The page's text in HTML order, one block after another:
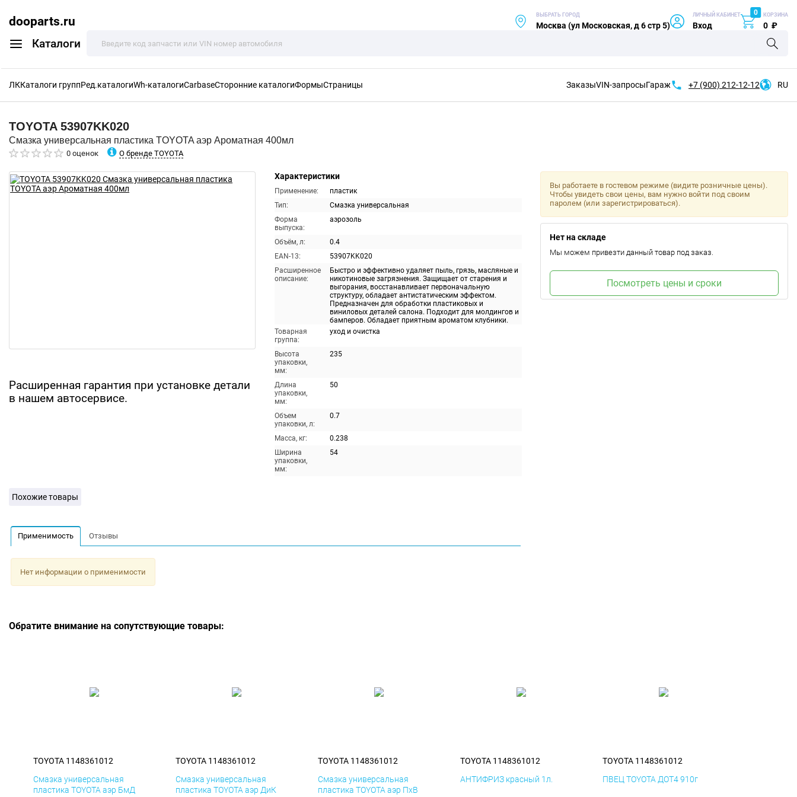
dooparts.ru
Каталоги
ВЫБРАТЬ ГОРОД
Москва (ул Московская, д 6 стр 5)
ЛИЧНЫЙ КАБИНЕТ
Вход
0 КОРЗИНА
0 ₽
ЛККаталоги группРед.каталогиWh-каталогиCarbaseСторонние каталогиФормыСтраницы ЗаказыVIN-запросыГараж +7 (900) 212-12-12 RU
TOYOTA 53907KK020
Смазка универсальная пластика TOYOTA аэр Ароматная 400мл
0 оценок О бренде TOYOTA
Расширенная гарантия при установке детали
в нашем автосервисе.
Характеристики
Применение:
пластик
Тип:
Смазка универсальная
Форма
выпуска:
аэрозоль
Объём, л:
0.4
EAN-13:
53907KK020
Расширенное
описание:
Быстро и эффективно удаляет пыль, грязь, масляные и
никотиновые загрязнения. Защищает от старения и
выгорания, восстанавливает первоначальную
структуру, обладает антистатическим эффектом.
Предназначен для обработки пластиковых и
виниловых деталей салона. Подходит для молдингов и
бамперов. Обладает приятным ароматом клубники.
Товарная
группа:
уход и очистка
Высота
упаковки,
мм:
235
Длина
упаковки,
мм:
50
Объем
упаковки, л:
0.7
Масса, кг:
0.238
Ширина
упаковки,
мм:
54
Вы работаете в гостевом режиме (видите розничные цены).
Чтобы увидеть свои цены, вам нужно войти под своим
паролем (или зарегистрироваться).
Нет на складе
Мы можем привезти данный товар под заказ.
Посмотреть цены и сроки
Похожие товары
Применимость Отзывы
Нет информации о применимости
Обратите внимание на сопутствующие товары:
TOYOTA 1148361012
Смазка универсальная
пластика TOYOTA аэр БмД
TOYOTA 1148361012
Смазка универсальная
пластика TOYOTA аэр ДиК
TOYOTA 1148361012
Смазка универсальная
пластика TOYOTA аэр ПхВ
TOYOTA 1148361012
АНТИФРИЗ красный 1л.
TOYOTA 1148361012
ПВЕЦ TOYOTA ДОТ4 910г